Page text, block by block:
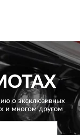
о эксклюзивных
и многом другом